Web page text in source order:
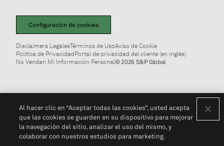
Configuración de cookies
Disclaimers LegalesTérminos de UsoAviso de Cookie
Política de PrivacidadPortal de privacidad del cliente (en inglés)
No Vendan Mi Información Personal© 2026 S&P Global
Al hacer clic en “Aceptar todas las cookies”, usted acepta
que las cookies se guarden en su dispositivo para mejorar
la navegación del sitio, analizar el uso del mismo, y
colaborar con nuestros estudios para marketing.